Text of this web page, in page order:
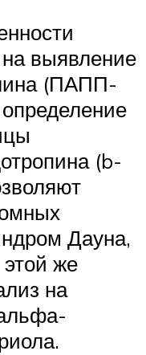
выявление
(ПАПП-
(b-
Дауна,
же
на